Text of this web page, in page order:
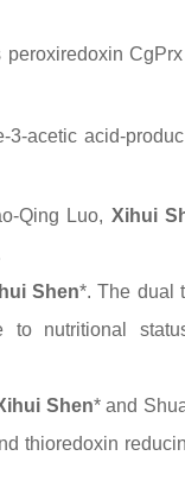
3-acetic acid-
Qing Luo, Xihui
Shen*.The dual
to nutritional
Shen*and
thioredoxin